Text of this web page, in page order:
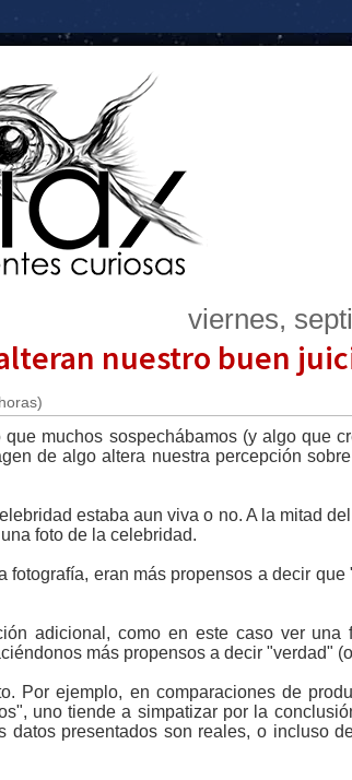
viernes,
nuestro buen
muchos sospechábamos (y algo que
de algo altera nuestra percepción
estaba aun viva o no. A la mitad
foto de la celebridad.
eran más propensos a decir
adicional, como en este caso ver una
más propensos a decir "verdad"
Por ejemplo, en comparaciones de
uno tiende a simpatizar por la
presentados son reales, o incluso